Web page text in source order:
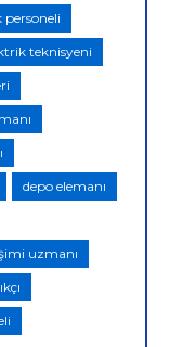
personeli
teknisyeni
depo elemanı
uzmanı